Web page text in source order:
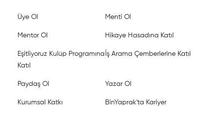
Üye Ol Menti Ol
Mentor Ol Hikaye Hasadına Katıl
Eşitliyoruz Kulüp Programına
Katıl
İş Arama Çemberlerine Katıl
Paydaş Ol Yazar Ol
Kurumsal Katkı BinYaprak'ta Kariyer